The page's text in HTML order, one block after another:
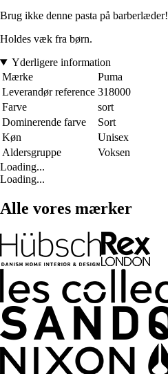
Brug ikke denne pasta på barberlæder!
Holdes væk fra børn.
Yderligere information
Mærke
Puma
Leverandør reference 318000
Farve
sort
Dominerende farve
Sort
Køn
Unisex
Aldersgruppe
Voksen
Loading...
Loading...
Alle vores mærker